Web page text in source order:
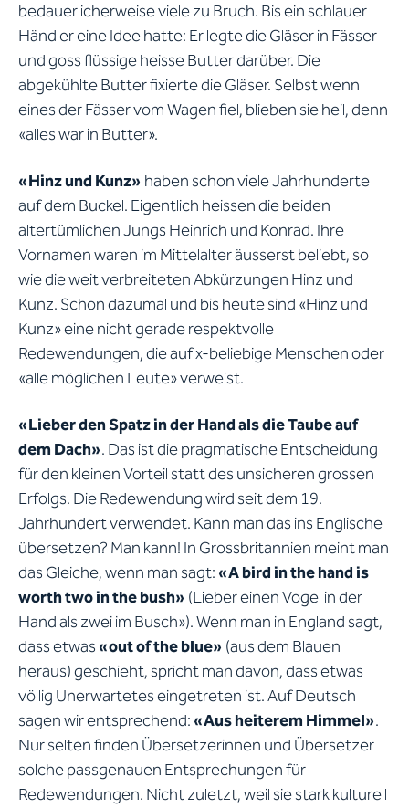
bedauerlicherweise viele zu Bruch. Bis ein schlauer
Händler eine Idee hatte: Er legte die Gläser in Fässer
und goss flüssige heisse Butter darüber. Die
abgekühlte Butter fixierte die Gläser. Selbst wenn
eines der Fässer vom Wagen fiel, blieben sie heil, denn
«alles war in Butter».
«Hinz und Kunz» haben schon viele Jahrhunderte
auf dem Buckel. Eigentlich heissen die beiden
altertümlichen Jungs Heinrich und Konrad. Ihre
Vornamen waren im Mittelalter äusserst beliebt, so
wie die weit verbreiteten Abkürzungen Hinz und
Kunz. Schon dazumal und bis heute sind «Hinz und
Kunz» eine nicht gerade respektvolle
Redewendungen, die auf x-beliebige Menschen oder
«alle möglichen Leute» verweist.
«Lieber den Spatz in der Hand als die Taube auf
dem Dach». Das ist die pragmatische Entscheidung
für den kleinen Vorteil statt des unsicheren grossen
Erfolgs. Die Redewendung wird seit dem 19.
Jahrhundert verwendet. Kann man das ins Englische
übersetzen? Man kann! In Grossbritannien meint man
das Gleiche, wenn man sagt: «A bird in the hand is
worth two in the bush» (Lieber einen Vogel in der
Hand als zwei im Busch»). Wenn man in England sagt,
dass etwas «out of the blue» (aus dem Blauen
heraus) geschieht, spricht man davon, dass etwas
völlig Unerwartetes eingetreten ist. Auf Deutsch
sagen wir entsprechend: «Aus heiterem Himmel».
Nur selten finden Übersetzerinnen und Übersetzer
solche passgenauen Entsprechungen für
Redewendungen. Nicht zuletzt, weil sie stark kulturell